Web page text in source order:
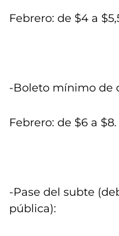
Febrero: de $4 a
-Boleto mínimo de
Febrero: de $6 a
-Pase del subte
pública):